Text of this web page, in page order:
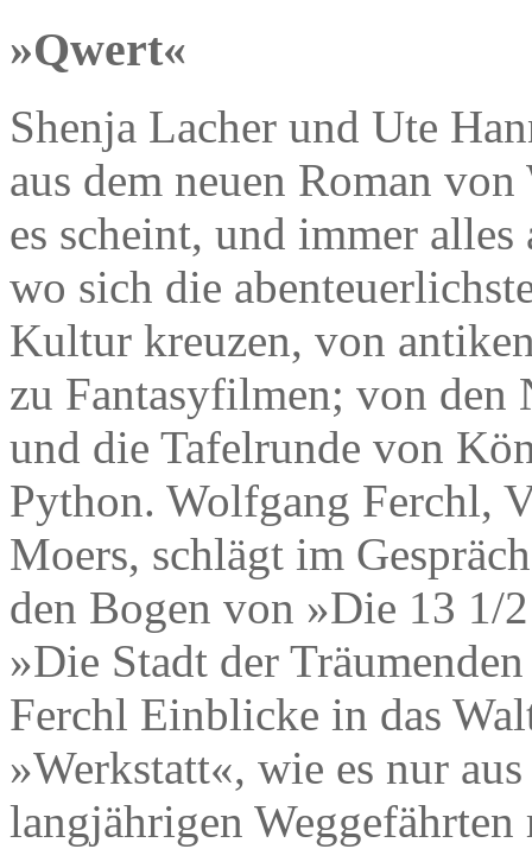
»Qwert«
Shenja Lacher und Ute
aus dem neuen Roman
es scheint, und immer
wo sich die
Kultur kreuzen, von
zu Fantasyfilmen; von den
und die Tafelrunde von
Python. Wolfgang Ferchl,
Moers, schlägt im
den Bogen von »Die 13 1/
»Die Stadt der
Ferchl Einblicke in das
»Werkstatt«, wie es nur
langjährigen